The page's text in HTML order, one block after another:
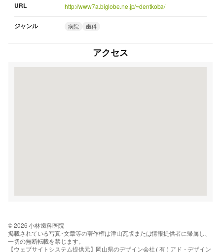
URL http://www7a.biglobe.ne.jp/~dentkoba/
ジャンル 病院 歯科
アクセス
© 2026 小林歯科医院
掲載されている写真･文章等の著作権は津山瓦版または情報提供者に帰属し、
一切の無断転載を禁じます。
【ウェブサイトシステム提供元】岡山県のデザイン会社 ( 有 ) アド・デザイン